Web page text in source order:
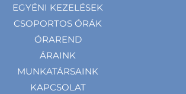
EGYÉNI KEZELÉSEK
CSOPORTOS ÓRÁK
ÓRAREND
ÁRAINK
MUNKATÁRSAINK
KAPCSOLAT